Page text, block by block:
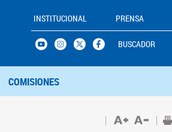
INSTITUCIONAL PRENSA
BUSCADOR
COMISIONES